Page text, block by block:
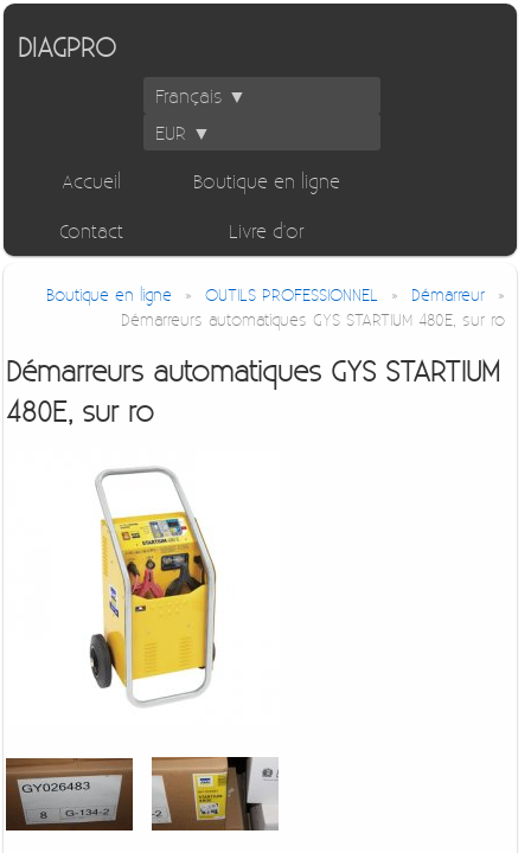
DIAGPRO
Français ▼
EUR ▼
Accueil
Boutique en ligne
Contact
Livre d'or
Boutique en ligne » OUTILS PROFESSIONNEL » Démarreur »
Démarreurs automatiques GYS STARTIUM 480E, sur ro
Démarreurs automatiques GYS STARTIUM
480E, sur ro